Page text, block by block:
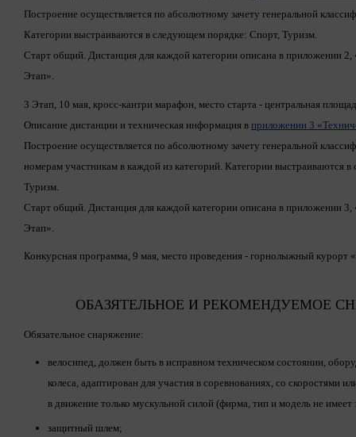
Построение осуществляется по абсолютному зачету генеральной
Категории выстраиваются в следующем порядке: Спорт, Туризм.
Старт общий. Дистанция для каждой категории описана в приложении 2,
Этап».
3 Этап, 10 мая, кросс-кантри марафон, место старта - центральная
Описание дистанции и техническая информация в приложении 3
Построение осуществляется по абсолютному зачету генеральной
номерам участникам в каждой из категорий. Категории выстраиваются
Туризм.
Старт общий. Дистанция для каждой категории описана в приложении 3,
Этап».
Конкурсная программа, 9 мая, место проведения - горнолыжный курорт
ОБАЗЯТЕЛЬНОЕ И РЕКОМЕНДУЕМОЕ
Обязательное снаряжение:
велосипед, должен быть в исправном техническом состоянии,
колеса, адаптирован для участия в соревнованиях, со скоростями
в движение только мускульной силой (фирма, тип и модель не имеет
защитный шлем;